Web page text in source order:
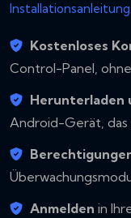
Installationsanleitung
Kostenloses
Control-Panel,
Herunterladen
Android-Gerät, das
Anmelden in